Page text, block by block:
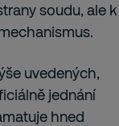
soudu, ale k
uvedených,
jednání
hned